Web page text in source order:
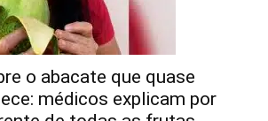
o abacate que quase
médicos explicam por